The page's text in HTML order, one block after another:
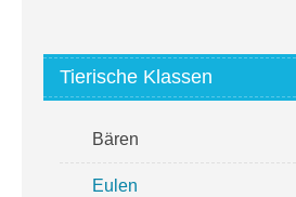
Tierische Klassen
Bären
Eulen